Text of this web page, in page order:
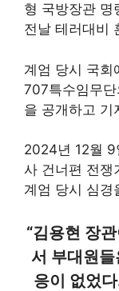
형 국방장관 명
전날 테러대비
계엄 당시 국회
707특수임무
을 공개하고 기
2024년 12월 9
사 건너편 전쟁
계엄 당시 심경
“김용현 장
서 부대원
응이 없었